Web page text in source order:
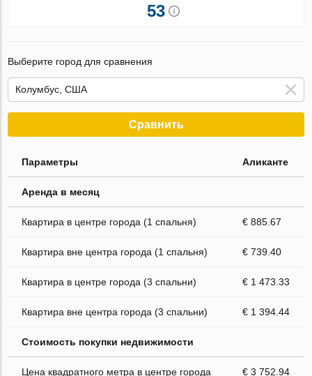
53
Выберите город для сравнения
Сравнить
Параметры Аликанте
Аренда в месяц
Квартира в центре города (1 спальня) € 885.67
Квартира вне центра города (1 спальня) € 739.40
Квартира в центре города (3 спальни) € 1 473.33
Квартира вне центра города (3 спальни) € 1 394.44
Стоимость покупки недвижимости
Цена квадратного метра в центре города € 3 752.94